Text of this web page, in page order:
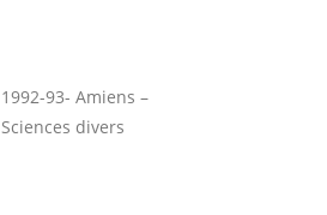
1992-93- Amiens –
Sciences divers